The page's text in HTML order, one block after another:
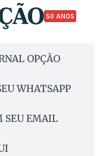
50 ANOS
OPÇÃO
WHATSAPP
SEU EMAIL